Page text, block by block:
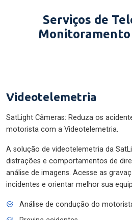
Serviços de
Monitoramento
Videotelemetria
SatLight Câmeras: Reduza os
motorista com a Videotelemetria.
A solução de videotelemetria da
distrações e comportamentos de
análise de imagens. Acesse as
incidentes e orientar melhor sua
Análise de condução do